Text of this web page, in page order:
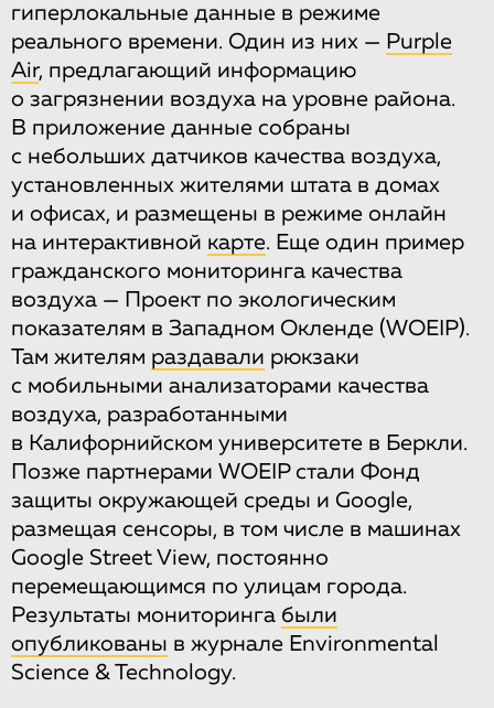
гиперлокальные данные в режиме
реального времени. Один из них — Purple
Air, предлагающий информацию
о загрязнении воздуха на уровне района.
В приложение данные собраны
с небольших датчиков качества воздуха,
установленных жителями штата в домах
и офисах, и размещены в режиме онлайн
на интерактивной карте. Еще один пример
гражданского мониторинга качества
воздуха — Проект по экологическим
показателям в Западном Окленде (WOEIP).
Там жителям раздавали рюкзаки
с мобильными анализаторами качества
воздуха, разработанными
в Калифорнийском университете в Беркли.
Позже партнерами WOEIP стали Фонд
защиты окружающей среды и Google,
размещая сенсоры, в том числе в машинах
Google Street View, постоянно
перемещающимся по улицам города.
Результаты мониторинга были
опубликованы в журнале Environmental
Science & Technology.